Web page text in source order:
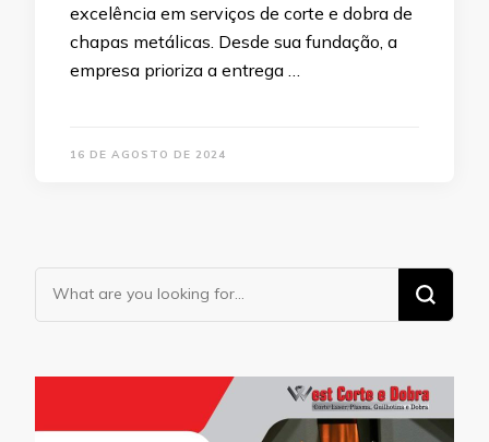
excelência em serviços de corte e dobra de
chapas metálicas. Desde sua fundação, a
empresa prioriza a entrega …
16 DE AGOSTO DE 2024
Looking
for